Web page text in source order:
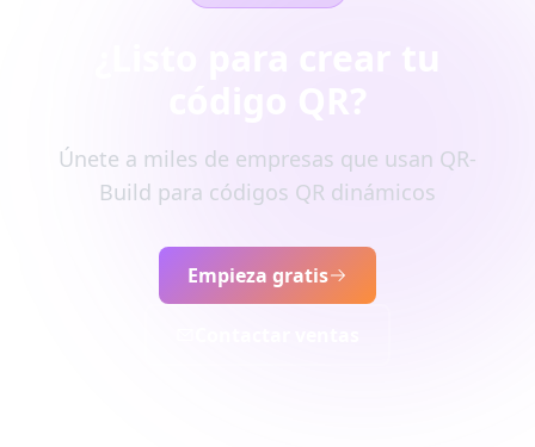
Únete a miles de empresas que usan QR-
Build para códigos QR dinámicos
Empieza gratis